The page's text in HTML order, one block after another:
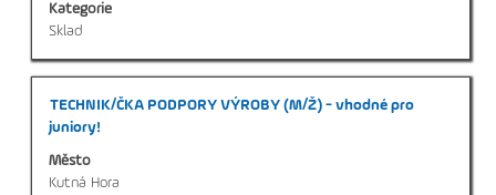
Kategorie
Sklad
o
profesi.
Titul
TECHNIK/ČKA PODPORY VÝROBY (M/Ž) - vhodné pro
juniory!
Město
Kutná Hora
Vyberte
mezerníkem
zobrazení
veškerých